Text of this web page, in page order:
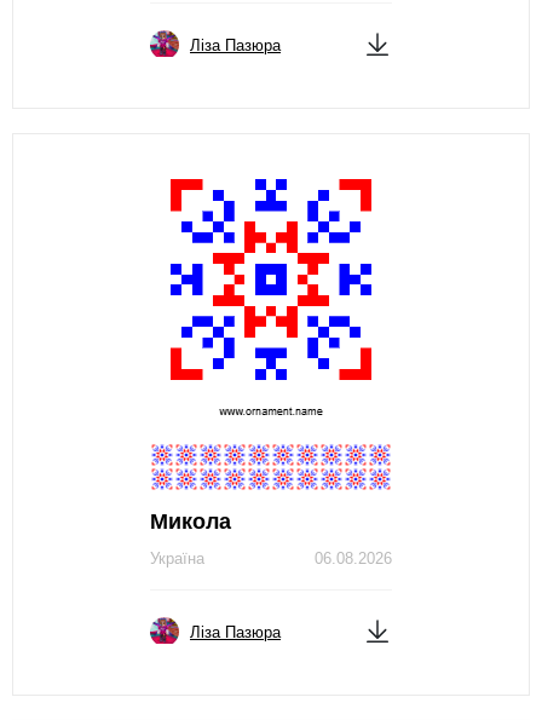
Ліза Пазюра
Микола
06.08.2026
Україна
Ліза Пазюра